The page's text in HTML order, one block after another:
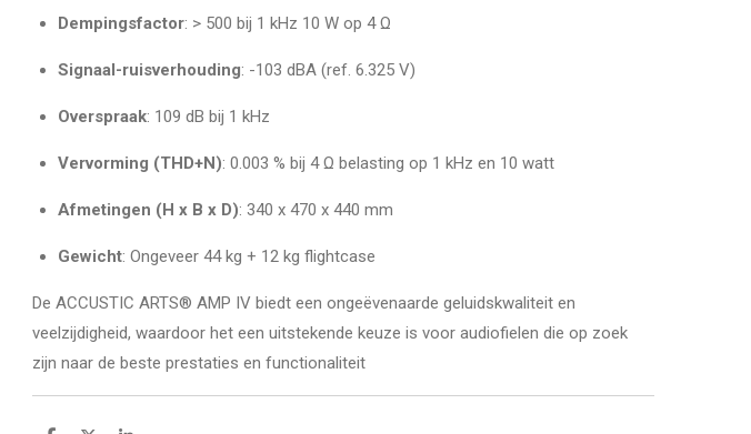
Dempingsfactor: > 500 bij 1 kHz 10 W op 4 Ω
Signaal-ruisverhouding: -103 dBA (ref. 6.325 V)
Overspraak: 109 dB bij 1 kHz
Vervorming (THD+N): 0.003 % bij 4 Ω belasting op 1 kHz en 10 watt
Afmetingen (H x B x D): 340 x 470 x 440 mm
Gewicht: Ongeveer 44 kg + 12 kg flightcase
De ACCUSTIC ARTS® AMP IV biedt een ongeëvenaarde geluidskwaliteit en
veelzijdigheid, waardoor het een uitstekende keuze is voor audiofielen die op zoek
zijn naar de beste prestaties en functionaliteit